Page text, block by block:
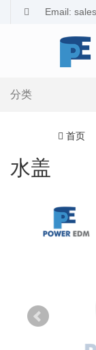
Email:
分类
首页
水盖